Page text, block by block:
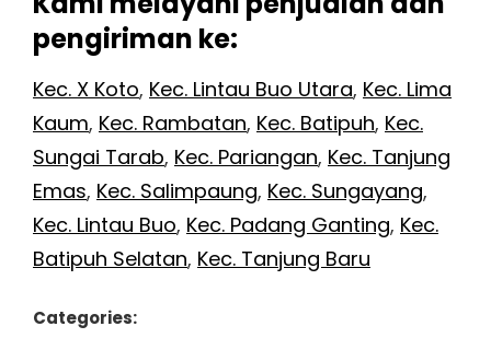
pengiriman ke:
Kec. X Koto, Kec. Lintau Buo Utara, Kec. Lima
Kaum, Kec. Rambatan, Kec. Batipuh, Kec.
Sungai Tarab, Kec. Pariangan, Kec. Tanjung
Emas, Kec. Salimpaung, Kec. Sungayang,
Kec. Lintau Buo, Kec. Padang Ganting, Kec.
Batipuh Selatan, Kec. Tanjung Baru
Categories: